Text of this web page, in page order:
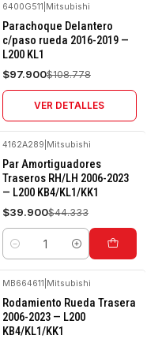
-10%
OFF
Agotado
6400G511 Mitsubishi
Parachoque Delantero
c/paso rueda 2016-2019 —
L200 KL1
$97.900$108.778
VER DETALLES
-10%
OFF
4162A289 Mitsubishi
Par Amortiguadores
Traseros RH/LH 2006-2023
— L200 KB4/KL1/KK1
$39.900$44.333
Cantidad
-10%
OFF
MB664611 Mitsubishi
Rodamiento Rueda Trasera
2006-2023 — L200
KB4/KL1/KK1